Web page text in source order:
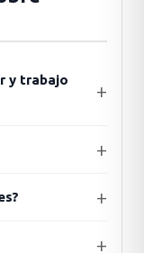
y trabajo